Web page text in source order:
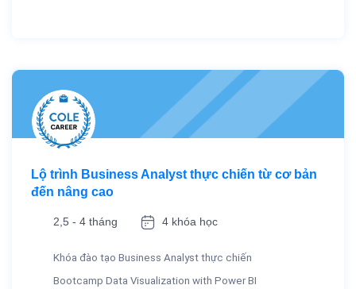
Lộ trình Business Analyst thực chiến từ cơ bản
đến nâng cao
2,5 - 4 tháng 4 khóa học
Khóa đào tạo Business Analyst thực chiến
Bootcamp Data Visualization with Power BI